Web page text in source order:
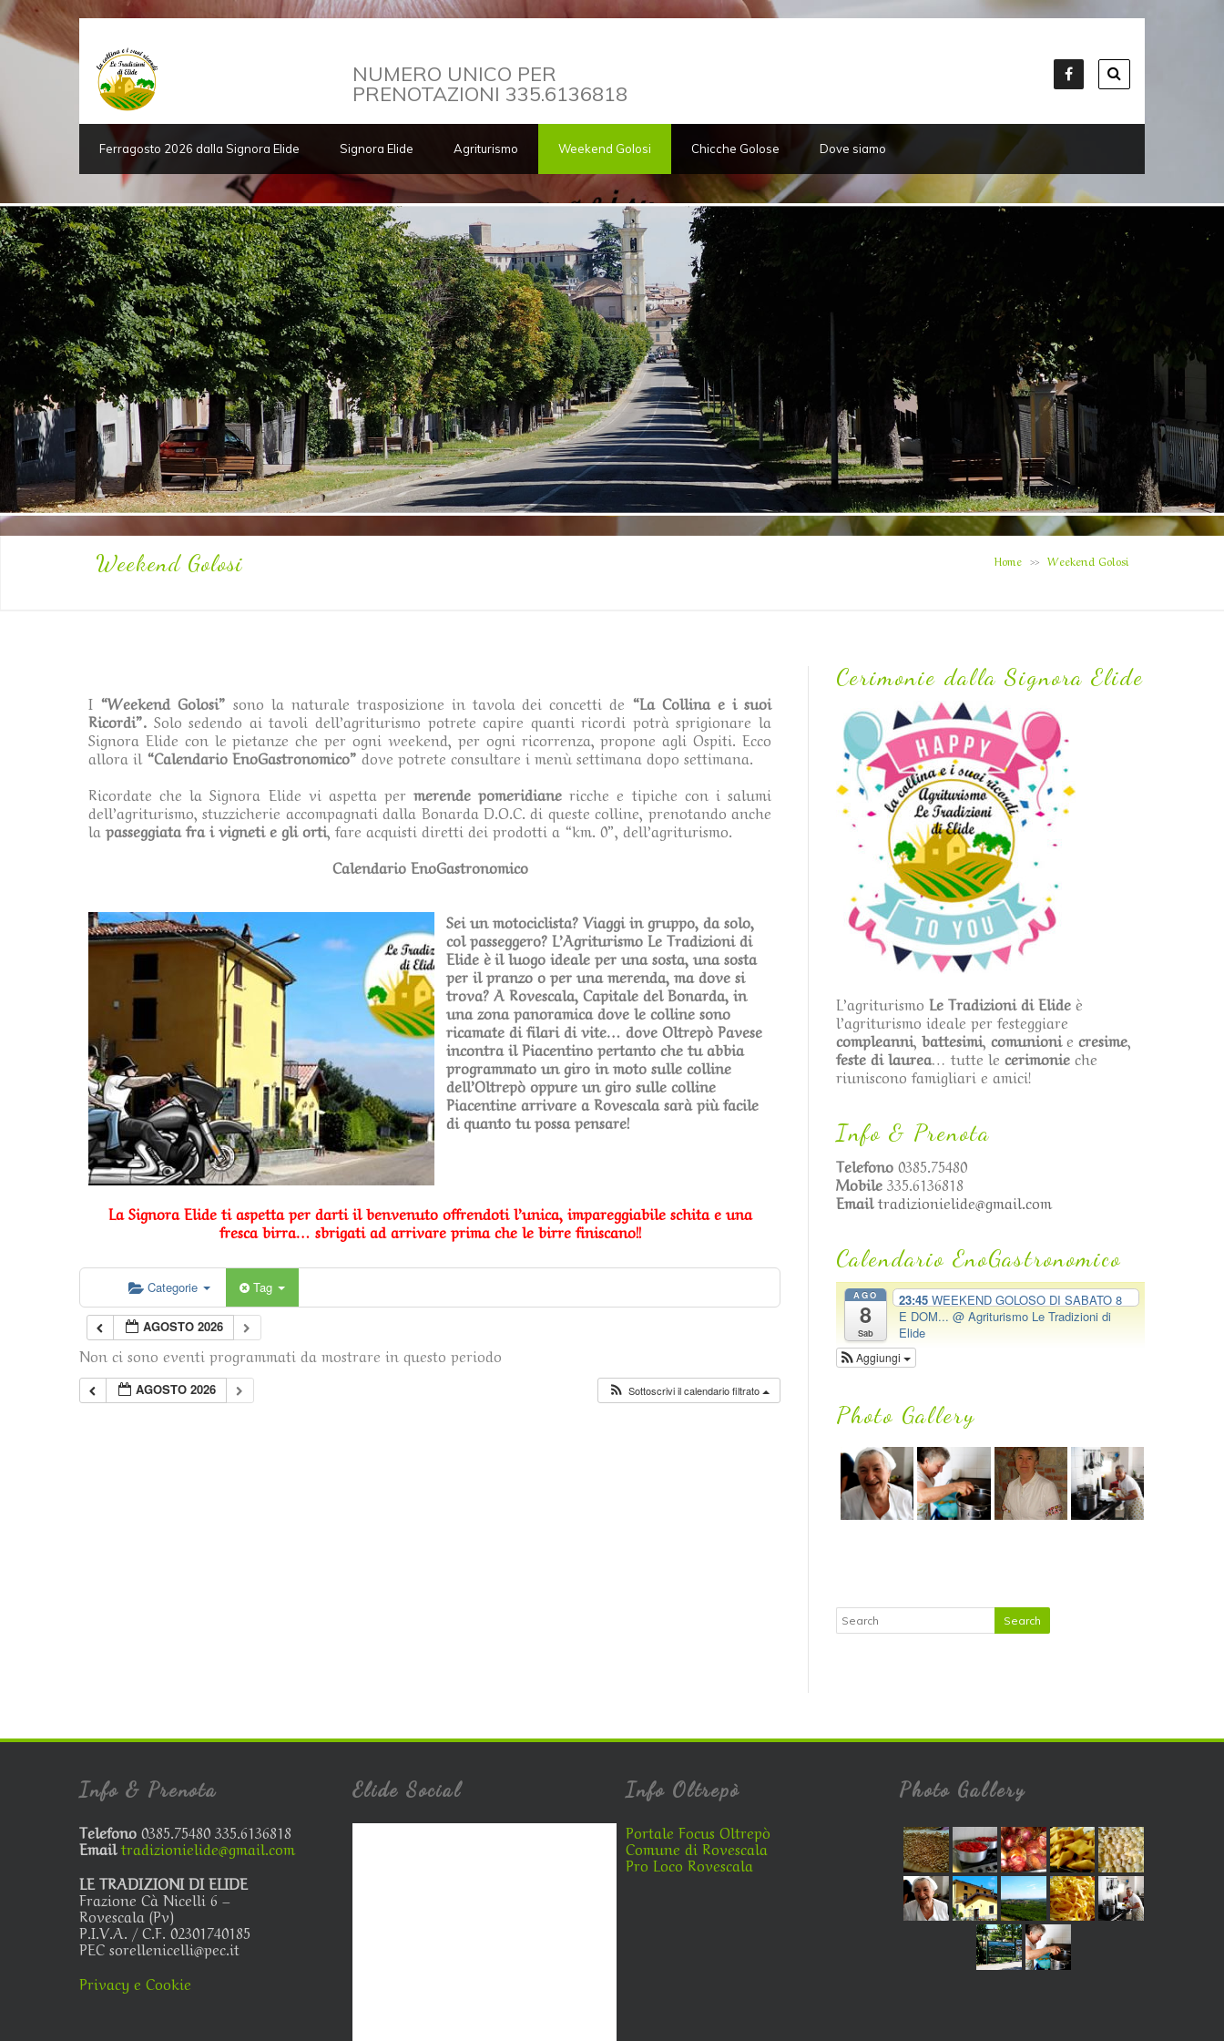
NUMERO UNICO PER
PRENOTAZIONI 335.6136818
Ferragosto 2026 dalla Signora Elide Signora Elide Agriturismo Weekend Golosi Chicche Golose Dove siamo
Weekend Golosi Home >> Weekend Golosi
I “Weekend Golosi” sono la naturale trasposizione in tavola dei concetti de “La Collina e i suoi
Ricordi”. Solo sedendo ai tavoli dell’agriturismo potrete capire quanti ricordi potrà sprigionare la
Signora Elide con le pietanze che per ogni weekend, per ogni ricorrenza, propone agli Ospiti. Ecco
allora il “Calendario EnoGastronomico” dove potrete consultare i menù settimana dopo settimana.
Ricordate che la Signora Elide vi aspetta permerende pomeridiane ricche e tipiche con i salumi
dell’agriturismo, stuzzicherie accompagnati dalla Bonarda D.O.C. di queste colline, prenotando anche
la passeggiata fra i vigneti e gli orti, fare acquisti diretti dei prodotti a “km. 0”, dell’agriturismo.
Calendario EnoGastronomico
Sei un motociclista? Viaggi in gruppo, da solo,
col passeggero? L’Agriturismo Le Tradizioni di
Elide è il luogo ideale per una sosta, una sosta
per il pranzo o per una merenda, ma dove si
trova? A Rovescala, Capitale del Bonarda, in
una zona panoramica dove le colline sono
ricamate di filari di vite… dove Oltrepò Pavese
incontra il Piacentino pertanto che tu abbia
programmato un giro in moto sulle colline
dell’Oltrepò oppure un giro sulle colline
Piacentine arrivare a Rovescala sarà più facile
di quanto tu possa pensare!
La Signora Elide ti aspetta per darti il benvenuto offrendoti l’unica, impareggiabile schita e una
fresca birra… sbrigati ad arrivare prima che le birre finiscano!!
Categorie Tag
AGOSTO 2026
Non ci sono eventi programmati da mostrare in questo periodo
AGOSTO 2026 Sottoscrivi il calendario filtrato
Cerimonie dalla Signora Elide
L’agriturismo Le Tradizioni di Elide è
l’agriturismo ideale per festeggiare
compleanni battesimi comunioni e cresime
feste di laurea … tutte le cerimonie che
riuniscono famigliari e amici!
Info & Prenota
Telefono 0385.75480
Mobile 335.6136818
Email tradizionielide@gmail.com
Calendario EnoGastronomico
AGO
8
Sab
23:45 WEEKEND GOLOSO DI SABATO 8
E DOM... @ Agriturismo Le Tradizioni di
Elide
Aggiungi
Photo Gallery
Info & Prenota
Telefono 0385.75480 335.6136818
Email tradizionielide@gmail.com
LE TRADIZIONI DI ELIDE
Frazione Cà Nicelli 6 –
Rovescala (Pv)
P.I.V.A. / C.F. 02301740185
PEC sorellenicelli@pec.it
Privacy e Cookie
Elide Social Info Oltrepò
Portale Focus Oltrepò
Comune di Rovescala
Pro Loco Rovescala
Photo Gallery